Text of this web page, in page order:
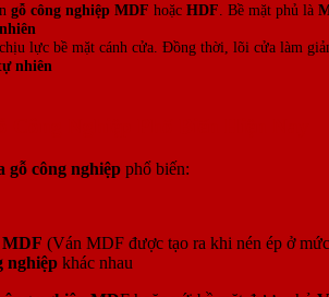
gỗ công nghiệp MDF hoặc HDF . Bề mặt phủ là
lực bề mặt cánh cửa. Đồng thời, lõi cửa làm
nhiên
gỗ công nghiệp phổ biến:
MDF (Ván MDF được tạo ra khi nén ép ở
nghiệp khác nhau